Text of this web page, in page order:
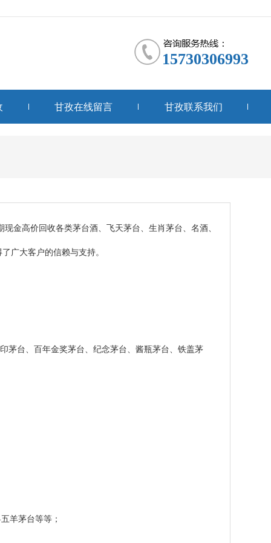
15730306993
甘孜在线留言 甘孜联系我们
高价回收各类茅台酒、飞天茅台、生肖茅台、名酒、
广大客户的信赖与支持。
台、百年金奖茅台、纪念茅台、酱瓶茅台、铁盖茅
羊茅台等等；